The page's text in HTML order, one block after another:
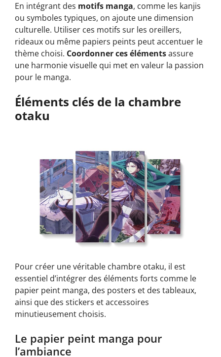
En intégrant des motifs manga, comme les kanjis
ou symboles typiques, on ajoute une dimension
culturelle. Utiliser ces motifs sur les oreillers,
rideaux ou même papiers peints peut accentuer le
thème choisi. Coordonner ces élémentsassure
une harmonie visuelle qui met en valeur la passion
pour le manga.
Éléments clés de la chambre
otaku
Pour créer une véritable chambre otaku, il est
essentiel d’intégrer des éléments forts comme le
papier peint manga, des posters et des tableaux,
ainsi que des stickers et accessoires
minutieusement choisis.
Le papier peint manga pour
l’ambiance